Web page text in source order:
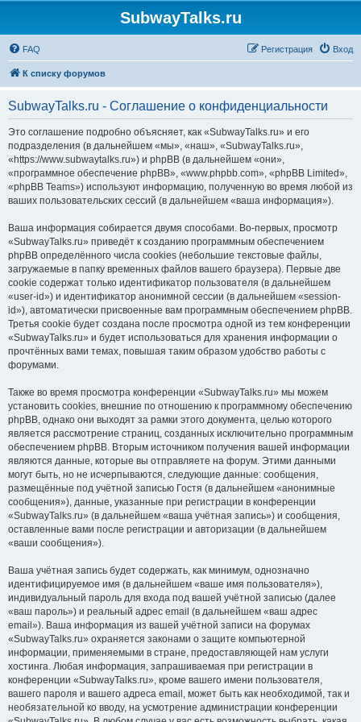
SubwayTalks.ru
FAQ Вход
Регистрация
К списку форумов
SubwayTalks.ru - Соглашение о конфиденциальности
Это соглашение подробно объясняет, как «SubwayTalks.ru» и его
подразделения (в дальнейшем «мы», «наш», «SubwayTalks.ru»,
«https://www.subwaytalks.ru») и phpBB (в дальнейшем «они»,
«программное обеспечение phpBB», «www.phpbb.com», «phpBB Limited»,
«phpBB Teams») используют информацию, полученную во время любой из
ваших пользовательских сессий (в дальнейшем «ваша информация»).
Ваша информация собирается двумя способами. Во-первых, просмотр
«SubwayTalks.ru» приведёт к созданию программным обеспечением
phpBB определённого числа cookies (небольшие текстовые файлы,
загружаемые в папку временных файлов вашего браузера). Первые две
cookie содержат только идентификатор пользователя (в дальнейшем
«user-id») и идентификатор анонимной сессии (в дальнейшем «session-
id»), автоматически присвоенные вам программным обеспечением phpBB.
Третья cookie будет создана после просмотра одной из тем конференции
«SubwayTalks.ru» и будет использоваться для хранения информации о
прочтённых вами темах, повышая таким образом удобство работы с
форумами.
Также во время просмотра конференции «SubwayTalks.ru» мы можем
установить cookies, внешние по отношению к программному обеспечению
phpBB, однако они выходят за рамки этого документа, целью которого
является рассмотрение страниц, созданных исключительно программным
обеспечением phpBB. Вторым источником получения вашей информации
являются данные, которые вы отправляете на форум. Этими данными
могут быть, но не исчерпываются, следующие данные: сообщения,
размещённые под учётной записью Гостя (в дальнейшем «анонимные
сообщения»), данные, указанные при регистрации в конференции
«SubwayTalks.ru» (в дальнейшем «ваша учётная запись») и сообщения,
оставленные вами после регистрации и авторизации (в дальнейшем
«ваши сообщения»).
Ваша учётная запись будет содержать, как минимум, однозначно
идентифицируемое имя (в дальнейшем «ваше имя пользователя»),
индивидуальный пароль для входа под вашей учётной записью (далее
«ваш пароль») и реальный адрес email (в дальнейшем «ваш адрес
email»). Ваша информация из вашей учётной записи на форумах
«SubwayTalks.ru» охраняется законами о защите компьютерной
информации, применяемыми в стране, предоставляющей нам услуги
хостинга. Любая информация, запрашиваемая при регистрации в
конференции «SubwayTalks.ru», кроме вашего имени пользователя,
вашего пароля и вашего адреса email, может быть как необходимой, так и
необязательной ко вводу, на усмотрение администрации конференции